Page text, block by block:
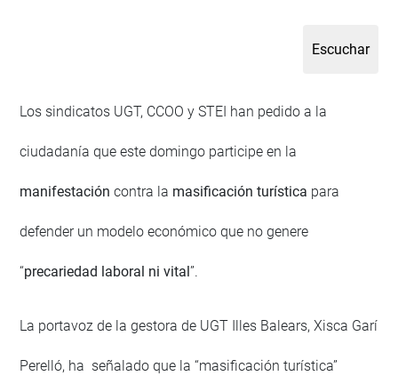
Los sindicatos UGT, CCOO y STEI han pedido a la
ciudadanía que este domingo participe en la
manifestación contra la masificación turística para
defender un modelo económico que no genere
“precariedad laboral ni vital”.
La portavoz de la gestora de UGT Illes Balears, Xisca Garí
Perelló, ha señalado que la “masificación turística”